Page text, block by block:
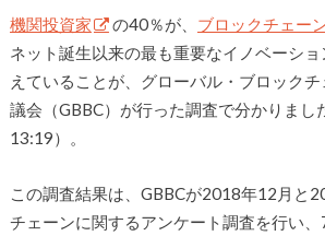
機関投資家 の40％が、 ブロックチェー
ネット誕生以来の最も重要なイノベーシ
えていることが、グローバル・ブロック
議会（GBBC）が行った調査で分かりまし
13:19）。
この調査結果は、GBBCが2018年12月と
チェーンに関するアンケート調査を行い